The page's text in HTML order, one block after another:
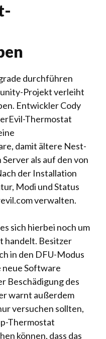
durchführen
Projekt verleiht
Entwickler Cody
Thermostat
damit ältere Nest-
als auf den von
der Installation
Modi und Status
verwalten.
sich hierbei noch um
handelt. Besitzer
in den DFU-Modus
neue Software
Beschädigung des
warnt außerdem
versuchen sollten,
Thermostat
können, dass das